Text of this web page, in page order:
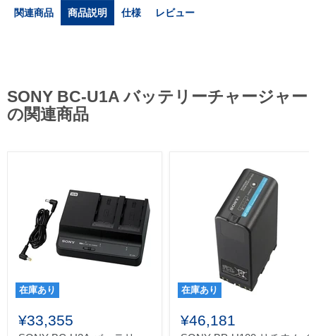
関連商品 商品説明 仕様 レビュー
SONY BC-U1A バッテリーチャージャー
の関連商品
在庫あり
¥33,355
在庫あり
¥46,181